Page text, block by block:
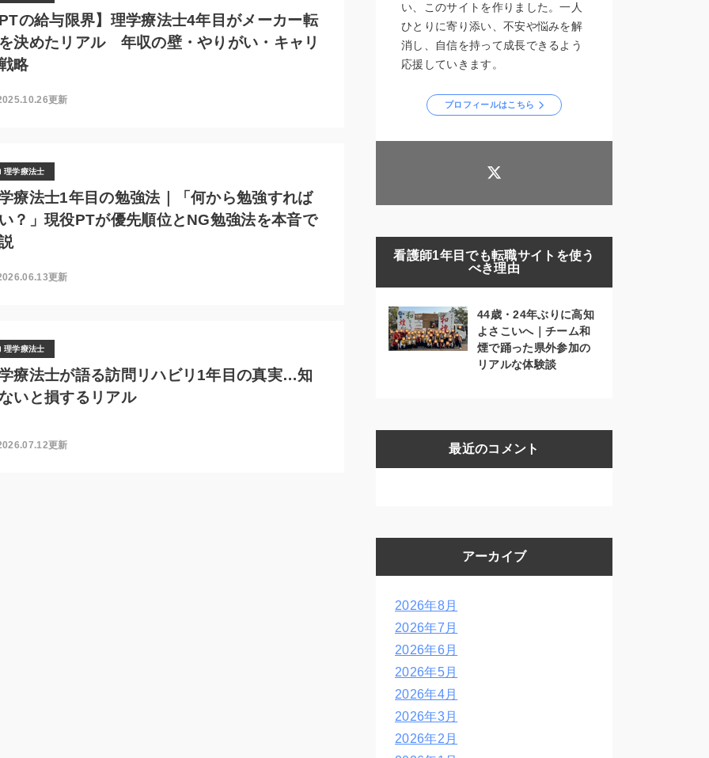
の給与限界】理学療法士4年目がメーカー転
決めたリアル 年収の壁・やりがい・キャリ
略
更新
理学療法士
療法士1年目の勉強法｜「何から勉強すれば
？」現役PTが優先順位とNG勉強法を本音で
更新
理学療法士
療法士が語る訪問リハビリ1年目の真実…知
いと損するリアル
更新
い、このサイトを作りました。一人
ひとりに寄り添い、不安や悩みを解
消し、自信を持って成長できるよう
応援していきます。
プロフィールはこちら
看護師1年目でも転職サイトを使う
べき理由
44歳・24年ぶりに高知
よさこいへ｜チーム和
煙で踊った県外参加の
リアルな体験談
最近のコメント
アーカイブ
2026年8月
2026年7月
2026年6月
2026年5月
2026年4月
2026年3月
2026年2月